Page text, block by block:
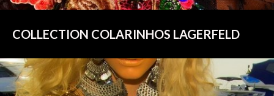
COLLECTION COLARINHOS LAGERFELD